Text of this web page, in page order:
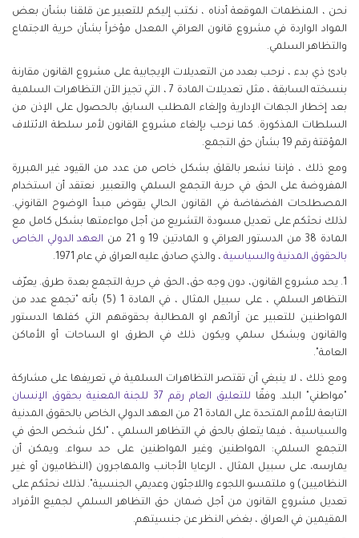
نحن ، المنظمات الموقعة أدناه ، نكتب إليكم للتعبير عن قلقنا بشأن بعض
المواد الواردة في مشروع قانون العراقي المعدل مؤخراً بشأن حرية الاجتماع
والتظاهر السلمي.
بادئ ذي بدء ، نرحب بعدد من التعديلات الإيجابية على مشروع القانون مقارنة
بنسخته السابقة ، مثل تعديلات المادة 7 ، التي تجيز الآن التظاهرات السلمية
بعد إخطار الجهات الإدارية وإلغاء المطلب السابق بالحصول على الإذن من
السلطات المذكورة. كما نرحب بإلغاء مشروع القانون لأمر سلطة الائتلاف
المؤقتة رقم 19 بشأن حق التجمع.
ومع ذلك ، فإننا نشعر بالقلق بشكل خاص من عدد من القيود غير المبررة
المفروضة على الحق في حرية التجمع السلمي والتعبير. نعتقد أن استخدام
المصطلحات الفضفاضة في القانون الحالي يقوض مبدأ الوضوح القانوني.
لذلك نحثكم على تعديل مسودة التشريع من أجل مواءمتها بشكل كامل مع
المادة 38 من الدستور العراقي و المادتين 19 و 21 من
العهد الدولي الخاص
بالحقوق المدنية والسياسية ، والذي صادق عليه العراق في عام 1971.
1. يحد مشروع القانون، دون وجه حق، الحق في حرية التجمع بعدة طرق. يعرّف
التظاهر السلمي ، على سبيل المثال ، في المادة 1 (5) بأنه "تجمع عدد من
المواطنين للتعبير عن آرائهم او المطالبة بحقوقهم التي كفلها الدستور
والقانون وبشكل سلمي ويكون ذلك في الطرق او الساحات أو الأماكن
العامة".
ومع ذلك ، لا ينبغي أن تقتصر التظاهرات السلمية في تعريفها على مشاركة
"مواطني" البلد. وفقًا للتعليق العام رقم37 للجنة المعنية بحقوق الإنسان
التابعة للأمم المتحدة على المادة 21 من العهد الدولي الخاص بالحقوق المدنية
والسياسية ، فيما يتعلق بالحق في التظاهر السلمي ، "لكل شخص الحق في
التجمع السلمي: المواطنين وغير المواطنين على حد سواء. ويمكن أن
يمارسه، على سبيل المثال ، الرعايا الأجانب والمهاجرون (النظاميون أو غير
النظاميين) و ملتمسو اللجوء واللاجئون وعديمي الجنسية". لذلك نحثكم على
تعديل مشروع القانون من أجل ضمان حق التظاهر السلمي لجميع الأفراد
المقيمين في العراق ، بغض النظر عن جنسيتهم.